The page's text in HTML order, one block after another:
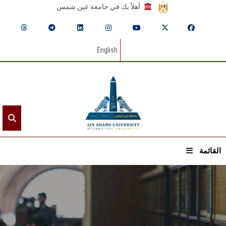
أهلاً بك في جامعة عين شمس
English
القائمة
الرئيسيـة
عن الجامعة